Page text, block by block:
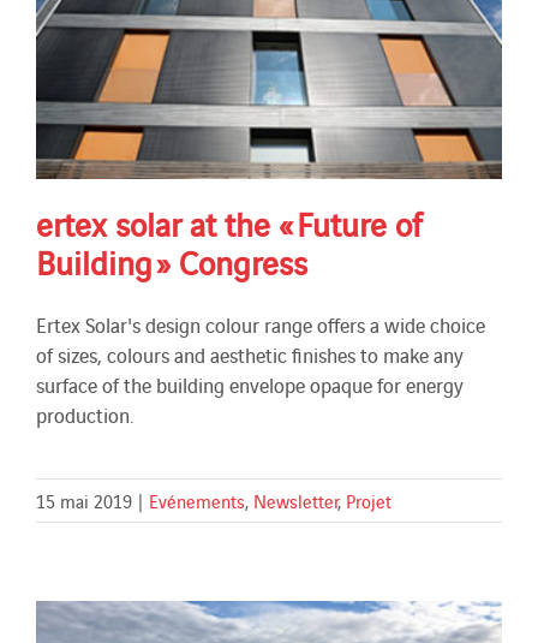
ertex solar at the « Future of
Building » Congress
Ertex Solar's design colour range offers a wide choice
of sizes, colours and aesthetic finishes to make any
surface of the building envelope opaque for energy
production.
15 mai 2019 | Evénements, Newsletter, Projet